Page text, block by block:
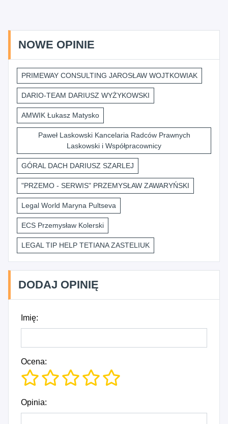
NOWE OPINIE
PRIMEWAY CONSULTING JAROSŁAW WOJTKOWIAK
DARIO-TEAM DARIUSZ WYŻYKOWSKI
AMWIK Łukasz Matysko
Paweł Laskowski Kancelaria Radców Prawnych
Laskowski i Współpracownicy
GÓRAL DACH DARIUSZ SZARLEJ
"PRZEMO - SERWIS" PRZEMYSŁAW ZAWARYŃSKI
Legal World Maryna Pultseva
ECS Przemysław Kolerski
LEGAL TIP HELP TETIANA ZASTELIUK
DODAJ OPINIĘ
Imię:
Ocena:
Opinia: